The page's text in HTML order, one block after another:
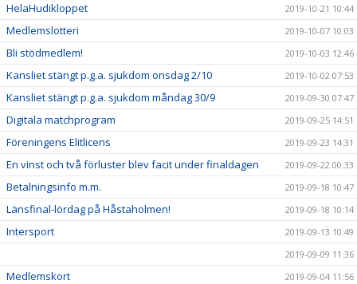
HelaHudikloppet 2019-10-21 10:44
Medlemslotteri 2019-10-07 10:03
Bli stödmedlem! 2019-10-03 12:46
Kansliet stängt p.g.a. sjukdom onsdag 2/10 2019-10-02 07:53
Kansliet stängt p.g.a. sjukdom måndag 30/9 2019-09-30 07:47
Digitala matchprogram 2019-09-25 14:51
Föreningens Elitlicens 2019-09-23 14:31
En vinst och två förluster blev facit under finaldagen 2019-09-22 00:33
Betalningsinfo m.m. 2019-09-18 10:47
Länsfinal-lördag på Håstaholmen! 2019-09-18 10:14
Intersport
2019-09-13 10:49
2019-09-09 11:36
Medlemskort 2019-09-04 11:56